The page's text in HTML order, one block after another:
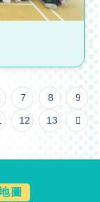
7 8 9
12 13
圖